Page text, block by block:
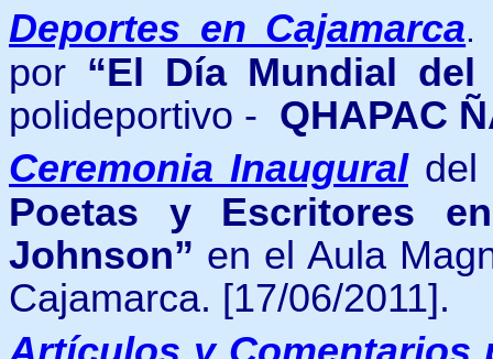
Deportes en Cajamarca.
por “El Día Mundial del
polideportivo - QHAPAC
Ceremonia Inauguraldel
Poetas y Escritores
Johnson” en el Aula
Cajamarca. [17/06/2011].